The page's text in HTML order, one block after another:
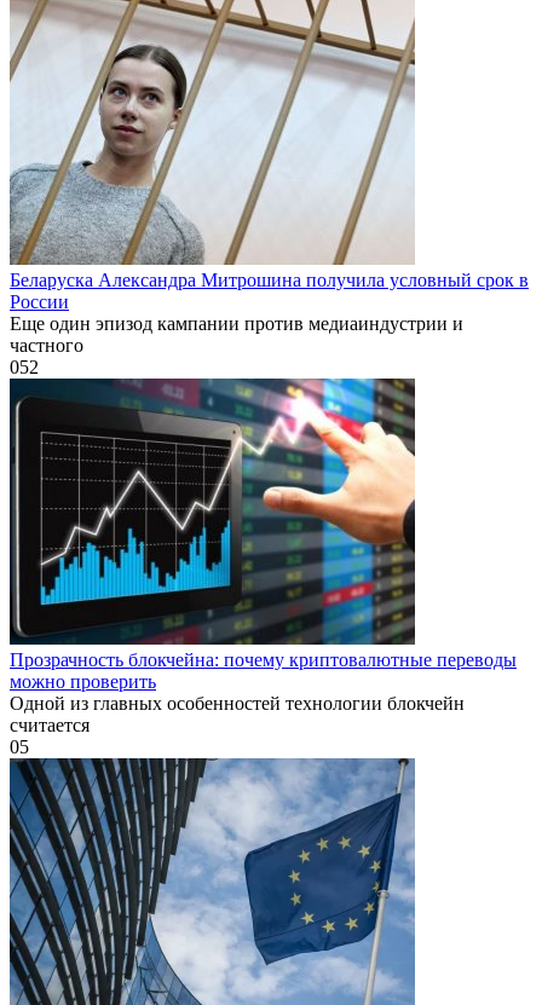
Беларуска Александра Митрошина получила условный срок в
России
Еще один эпизод кампании против медиаиндустрии и
частного
052
Прозрачность блокчейна: почему криптовалютные переводы
можно проверить
Одной из главных особенностей технологии блокчейн
считается
05